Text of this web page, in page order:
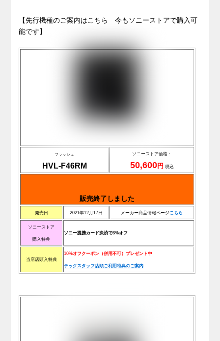
【先行機種のご案内はこちら 今もソニーストアで購入可
能です】
フラッシュ
HVL-F46RM
ソニーストア価格：
50,600円 税込
販売終了しました
発売日 2021年12月17日 メーカー商品情報ページこちら
ソニーストア
購入特典
ソニー提携カード決済で3%オフ
当店店頭入特典
10%オフクーポン（併用不可）プレゼント中
テックスタッフ店頭ご利用特典のご案内